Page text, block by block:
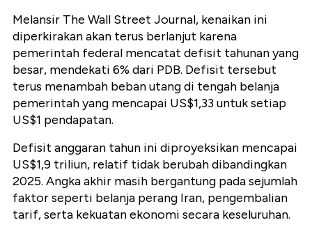
Melansir The Wall Street Journal, kenaikan ini
diperkirakan akan terus berlanjut karena
pemerintah federal mencatat defisit tahunan yang
besar, mendekati 6% dari PDB. Defisit tersebut
terus menambah beban utang di tengah belanja
pemerintah yang mencapai US$1,33 untuk setiap
US$1 pendapatan.
Defisit anggaran tahun ini diproyeksikan mencapai
US$1,9 triliun, relatif tidak berubah dibandingkan
2025. Angka akhir masih bergantung pada sejumlah
faktor seperti belanja perang Iran, pengembalian
tarif, serta kekuatan ekonomi secara keseluruhan.